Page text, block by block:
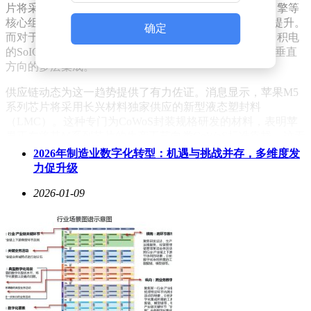
片将采用WMCM封装技术，通过将CPU、GPU和神经引擎等
核心组件集成在同一封装体内，实现设计灵活性的显著提升。
而对于高端M5 Pro和M5 Max芯片，苹果则倾向于使用台积电
的SoIC-MH技术，这种3D堆叠方案可实现芯片在水平和垂直
方向的多层集成。
供应链动态为这一趋势提供了有力佐证。消息显示，苹果M5
系列芯片将采用长兴材料独家供应的新型液态塑封料
疑将使其进入英伟达的传统优势领域。
行业分析机构SemiAnalysis指出，随着苹果向M5/M6 Ultra系列
过渡并大规模应用SoIC和WMCM技术，台积电的先进封装产
技巨头之间的资源争夺战，进而影响整个半导体产业链的稳定
运行。
面对可能的产能危机，苹果已启动风险对冲策略。据悉，该公
司正在评估采用英特尔18A-P工艺生产2027年入门级M系列芯
片的可行性。如果苹果将20%的基础版M系列芯片订单转移至
英特尔，在良率超过70%且晶圆均价1.8万美元的假设条件
确定
2026年制造业数字化转型：机遇与挑战并存，多维度发
力促升级
2026-01-09